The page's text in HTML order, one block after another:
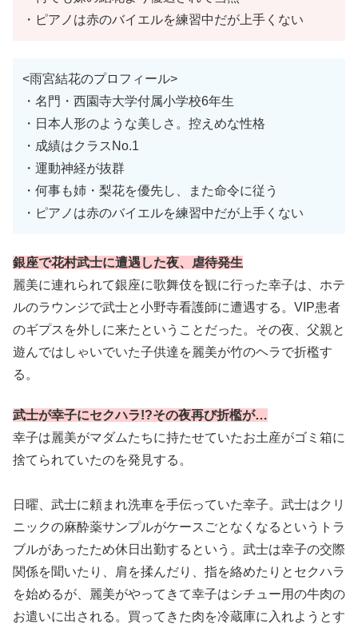
・ピアノは赤のバイエルを練習中だが上手くない
<雨宮結花のプロフィール>
・名門・西園寺大学付属小学校6年生
・日本人形のような美しさ。控えめな性格
・成績はクラスNo.1
・運動神経が抜群
・何事も姉・梨花を優先し、また命令に従う
・ピアノは赤のバイエルを練習中だが上手くない
銀座で花村武士に遭遇した夜、虐待発生
麗美に連れられて銀座に歌舞伎を観に行った幸子は、ホテ
ルのラウンジで武士と小野寺看護師に遭遇する。VIP患者
のギプスを外しに来たということだった。その夜、父親と
遊んではしゃいでいた子供達を麗美が竹のヘラで折檻す
る。
武士が幸子にセクハラ!?その夜再び折檻が…
幸子は麗美がマダムたちに持たせていたお土産がゴミ箱に
捨てられていたのを発見する。
日曜、武士に頼まれ洗車を手伝っていた幸子。武士はクリ
ニックの麻酔薬サンプルがケースごとなくなるというトラ
ブルがあったため休日出勤するという。武士は幸子の交際
関係を聞いたり、肩を揉んだり、指を絡めたりとセクハラ
を始めるが、麗美がやってきて幸子はシチュー用の牛肉の
お遣いに出される。買ってきた肉を冷蔵庫に入れようとす